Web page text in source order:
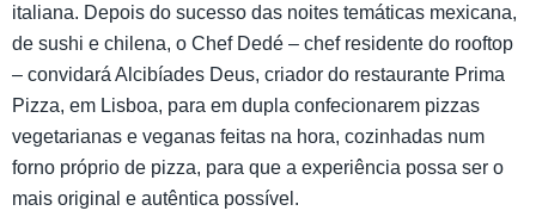
italiana. Depois do sucesso das noites temáticas mexicana,
de sushi e chilena, o Chef Dedé – chef residente do rooftop
– convidará Alcibíades Deus, criador do restaurante Prima
Pizza, em Lisboa, para em dupla confecionarem pizzas
vegetarianas e veganas feitas na hora, cozinhadas num
forno próprio de pizza, para que a experiência possa ser o
mais original e autêntica possível.